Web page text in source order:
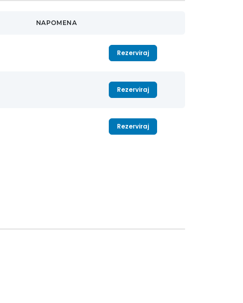
NAPOMENA
Rezerviraj
Rezerviraj
Rezerviraj